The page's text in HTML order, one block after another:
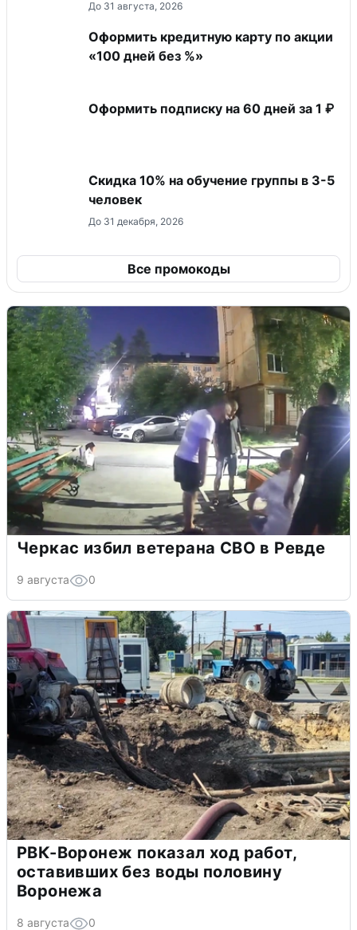
До 31 августа, 2026
Оформить кредитную карту по акции
«100 дней без %»
Оформить подписку на 60 дней за 1 ₽
Скидка 10% на обучение группы в 3-5
человек
До 31 декабря, 2026
Все промокоды
Черкас избил ветерана СВО в Ревде
9 августа 0
РВК-Воронеж показал ход работ,
оставивших без воды половину
Воронежа
8 августа 0